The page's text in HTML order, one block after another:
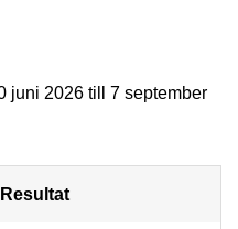
juni 2026 till 7 september
Resultat